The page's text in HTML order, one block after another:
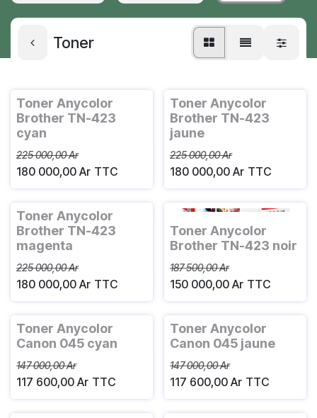
Toner
Toner Anycolor
Brother TN-423
cyan
225 000,00Ar
180 000,00 Ar TTC
Toner Anycolor
Brother TN-423
jaune
225 000,00Ar
180 000,00Ar TTC
Toner Anycolor
Brother TN-423
magenta
225 000,00Ar
180 000,00 Ar TTC
Toner Anycolor
Brother TN-423 noir
187 500,00Ar
150 000,00Ar TTC
Toner Anycolor
Canon 045 cyan
147 000,00Ar
117 600,00 Ar TTC
Toner Anycolor
Canon 045 jaune
147 000,00Ar
117 600,00Ar TTC